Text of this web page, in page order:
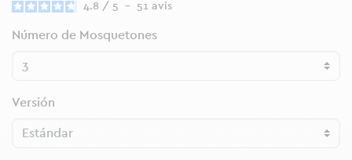
4.8 / 5 - 51 avis
Número de Mosquetones
Versión